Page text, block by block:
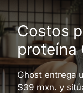
Costos
proteína
Ghost entrega
$39 mxn. y